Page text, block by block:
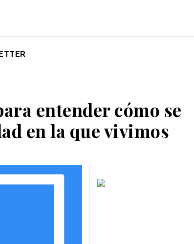
entender cómo se
en la que vivimos